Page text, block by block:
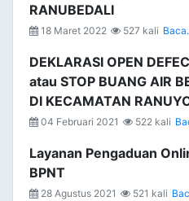
RANUBEDALI
18 Maret 2022 527 kali
DEKLARASI OPEN
atau STOP BUANG AIR
DI KECAMATAN
04 Februari 2021 522 kali
Layanan Pengaduan
BPNT
28 Agustus 2021 521 kali